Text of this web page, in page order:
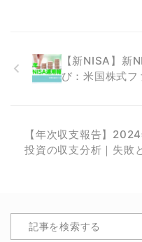
【新NISA】新
び：米国株式
【年次収支報告】
投資の収支分析｜失敗